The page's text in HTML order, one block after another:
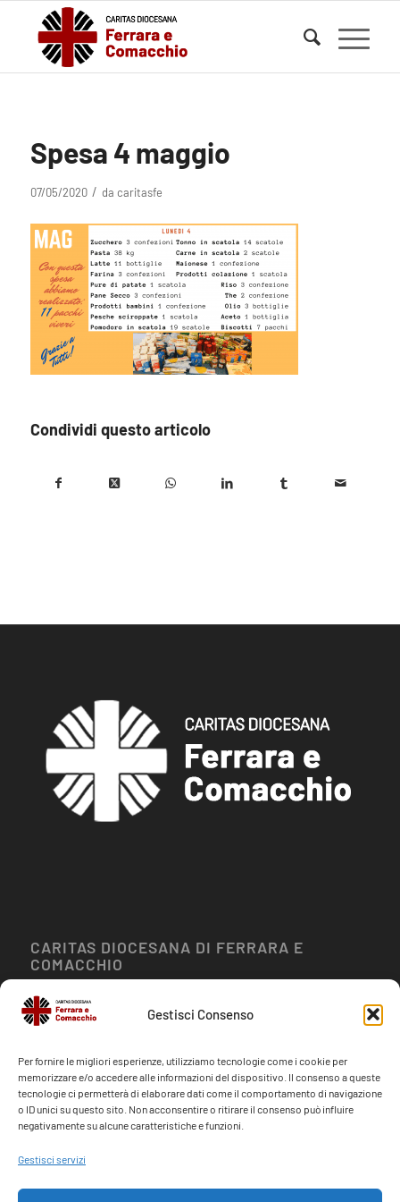
Gestisci Consenso
Per fornire le migliori esperienze, utilizziamo tecnologie come i cookie per
memorizzare e/o accedere alle informazioni del dispositivo. Il consenso a queste
tecnologie ci permetterà di elaborare dati come il comportamento di navigazione
o ID unici su questo sito. Non acconsentire o ritirare il consenso può influire
negativamente su alcune caratteristiche e funzioni.
Gestisci servizi
Spesa 4 maggio
07/05/2020 / da caritasfe
Condividi questo articolo
CARITAS DIOCESANA DI FERRARA E
COMACCHIO
Via Brasavola, 19
Ferrara 44121
CONTATTI
388 9706494
info@caritasfe.it